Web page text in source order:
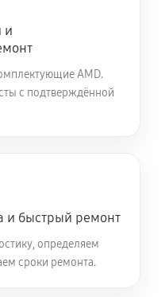
и
AMD.
с подтверждённой
и быстрый ремонт
определяем
сроки ремонта.